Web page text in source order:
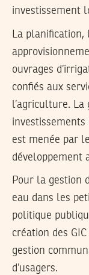
investissement
La planification,
ouvrages
confiés aux
l’agriculture.
est menée par
développement
Pour la gestion
eau dans les
politique
création des
gestion
d’usagers.